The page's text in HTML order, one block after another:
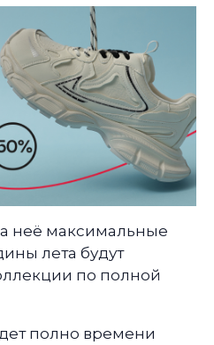
неё максимальные
лета будут
по полной
полно времени